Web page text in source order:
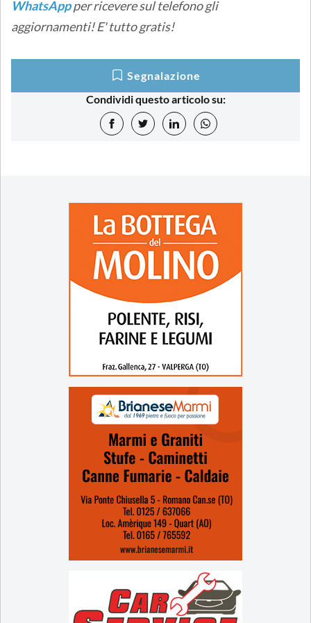
WhatsAppper ricevere sul telefono gli
aggiornamenti! E' tutto gratis!
Segnalazione
Condividi questo articolo su: